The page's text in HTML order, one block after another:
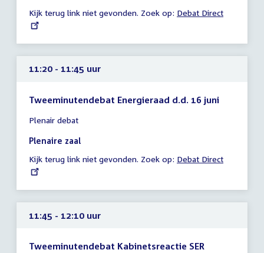
11:20
uur
Kijk terug link niet gevonden. Zoek op: External
Debat Direct
11:20 - 11:45 uur
Tweeminutendebat Energieraad d.d. 16 juni
vergadering
11:20
11:45
uur
Plenair debat
Plenaire zaal
Kijk terug link niet gevonden. Zoek op: External
Debat Direct
11:45 - 12:10 uur
Tweeminutendebat Kabinetsreactie SER